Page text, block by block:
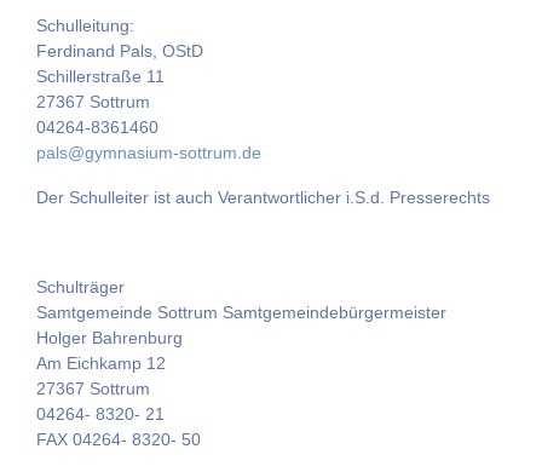
Schulleitung:
Ferdinand Pals, OStD
Schillerstraße 11
27367 Sottrum
04264-8361460
pals@gymnasium-sottrum.de
Der Schulleiter ist auch Verantwortlicher i.S.d. Presserechts
Schulträger
Samtgemeinde Sottrum Samtgemeindebürgermeister
Holger Bahrenburg
Am Eichkamp 12
27367 Sottrum
04264- 8320- 21
FAX 04264- 8320- 50